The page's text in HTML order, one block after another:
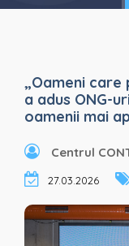
„Oameni care
a adus ONG-
oamenii mai
Centrul
27.03.2026